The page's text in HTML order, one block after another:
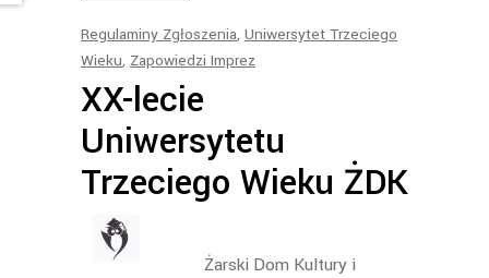
Regulaminy Zgłoszenia, Uniwersytet Trzeciego
Wieku, Zapowiedzi Imprez
XX-lecie
Uniwersytetu
Trzeciego Wieku ŻDK
Żarski Dom Kultury i